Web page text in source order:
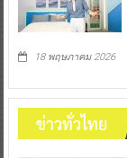
18 พฤษภาคม 2026
ข่าวทั่วไทย